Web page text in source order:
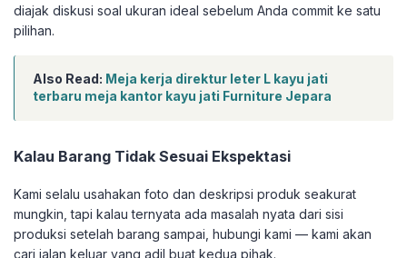
diajak diskusi soal ukuran ideal sebelum Anda commit ke satu
pilihan.
Also Read: Meja kerja direktur leter L kayu jati
terbaru meja kantor kayu jati Furniture Jepara
Kalau Barang Tidak Sesuai Ekspektasi
Kami selalu usahakan foto dan deskripsi produk seakurat
mungkin, tapi kalau ternyata ada masalah nyata dari sisi
produksi setelah barang sampai, hubungi kami — kami akan
cari jalan keluar yang adil buat kedua pihak.